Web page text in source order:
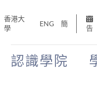
香港大
學
ENG 簡
告
認識學院